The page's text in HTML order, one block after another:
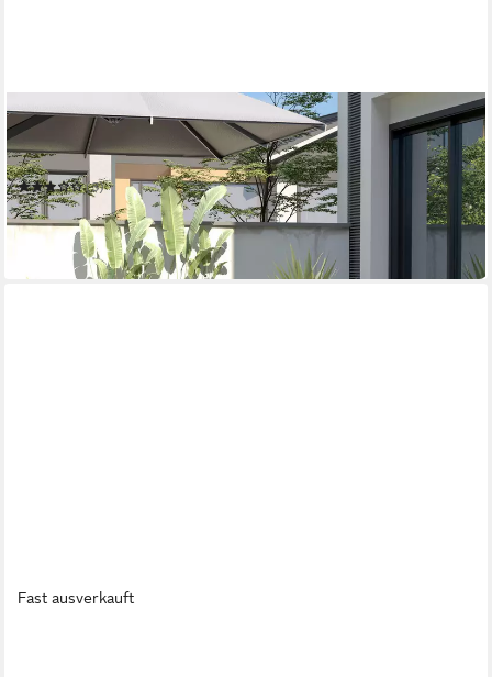
OUTSUNNY
Sitzgruppe Gartenmöbel Set 2 Personen Stahl mit 2 Sessel
Terrassenmöbel
(3)
226,99 € UVP443,90 €
-49%
in 2-3 Werktagen bei dir
Fast ausverkauft